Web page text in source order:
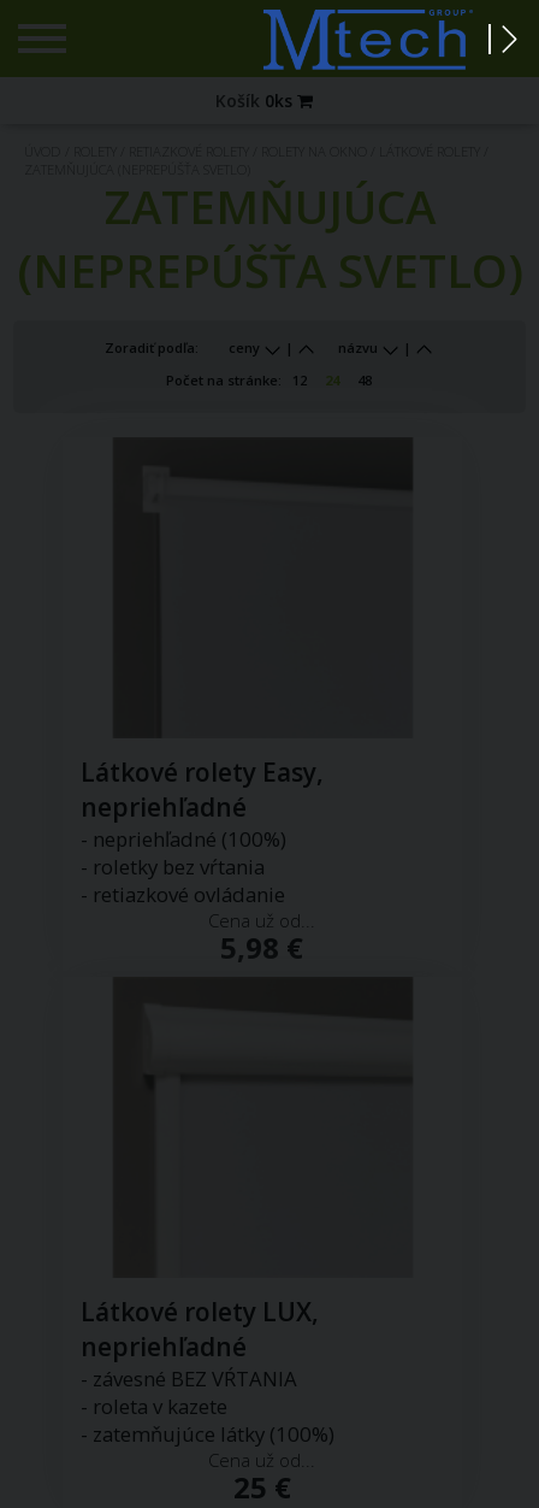
PRIHLÁSENIE
Košík 0ks
ZATEMŇUJÚCA
(NEPREPÚŠŤA SVETLO)
Zoradiť podľa: ceny | názvu
|
Počet na stránke: 12 24 48
Látkové rolety Easy,
nepriehľadné
- nepriehľadné (100%)
- roletky bez vŕtania
- retiazkové ovládanie
Cena už od...
5,98 €
Látkové rolety LUX,
nepriehľadné
- závesné BEZ VŔTANIA
- roleta v kazete
- zatemňujúce látky (100%)
Cena už od...
25 €